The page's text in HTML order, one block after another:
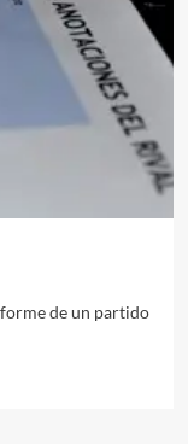
de un partido